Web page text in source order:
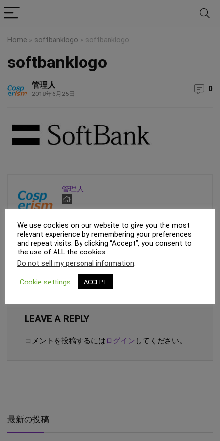
Home » softbanklogo » softbanklogo
softbanklogo
管理人
2018年6月25日
0
管理人
cosperism.com サイト管理者
We will be happy to hear your thoughts
LEAVE A REPLY
コメントを投稿するには ログイン してください。
最新の投稿
We use cookies on our website to give you the most
relevant experience by remembering your preferences
and repeat visits. By clicking “Accept”, you consent to
the use of ALL the cookies.
Do not sell my personal information.
Cookie settings ACCEPT